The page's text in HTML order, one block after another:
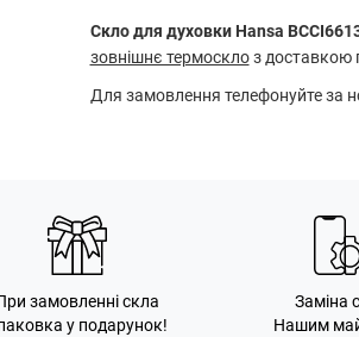
Скло для духовки Hansa
зовнішнє термосклоз доставкою
Для замовлення телефонуйте за
замовленні скла
у подарунок!
Заміна
Нашим